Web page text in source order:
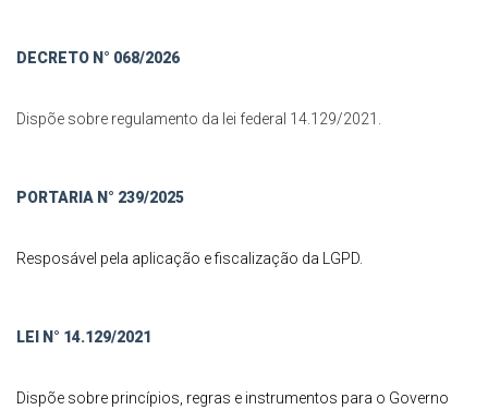
DECRETO N° 068/2026
Dispõe sobre regulamento da lei federal 14.129/2021.
PORTARIA N° 239/2025
Resposável pela aplicação e fiscalização da LGPD.
LEI N° 14.129/2021
Dispõe sobre princípios, regras e instrumentos para o Governo